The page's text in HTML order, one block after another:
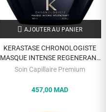
AJOUTER AU PANIER
KERASTASE CHRONOLOGISTE
MASQUE INTENSE REGENERANT
200 ML
Soin Capillaire Premium
457,00 MAD